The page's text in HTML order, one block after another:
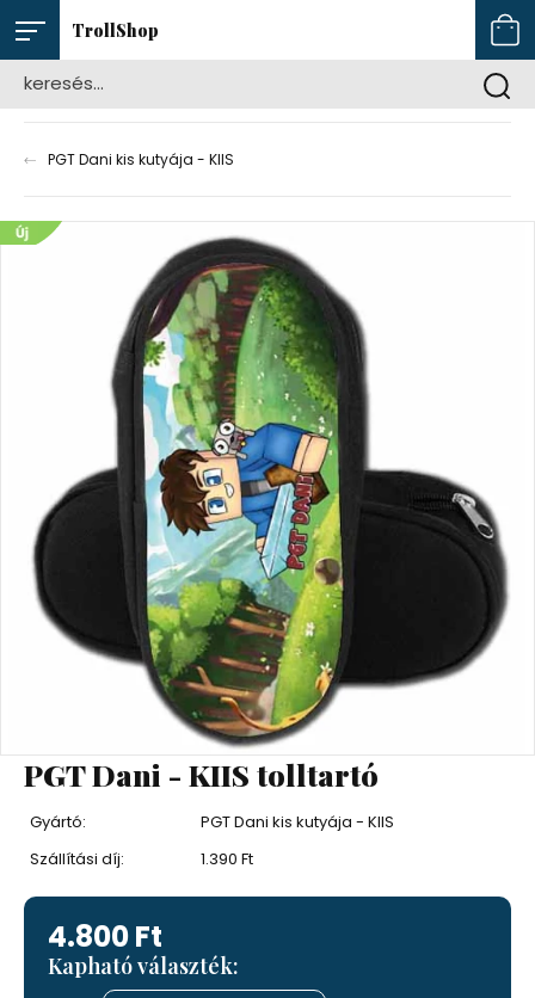
TrollShop
PGT Dani kis kutyája - KIIS
PGT Dani - KIIS tolltartó
Gyártó:
PGT Dani kis kutyája - KIIS
Szállítási díj:
1.390 Ft
4.800 Ft
Kapható választék: